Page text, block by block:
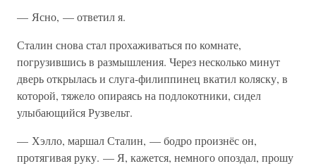
— Ясно, — ответил я.
Сталин снова стал прохаживаться по комнате,
погрузившись в размышления. Через несколько минут
дверь открылась и слуга-филиппинец вкатил коляску, в
которой, тяжело опираясь на подлокотники, сидел
улыбающийся Рузвельт.
— Хэлло, маршал Сталин, — бодро произнёс он,
протягивая руку. — Я, кажется, немного опоздал, прошу